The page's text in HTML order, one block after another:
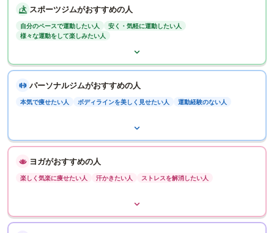
スポーツジムがおすすめの人
自分のペースで運動したい人
安く・気軽に運動したい人
様々な運動をして楽しみたい人
パーソナルジムがおすすめの人
本気で痩せたい人 ボディラインを美しく見せたい人 運動経験のない人
ヨガがおすすめの人
楽しく気楽に痩せたい人 汗かきたい人 ストレスを解消したい人